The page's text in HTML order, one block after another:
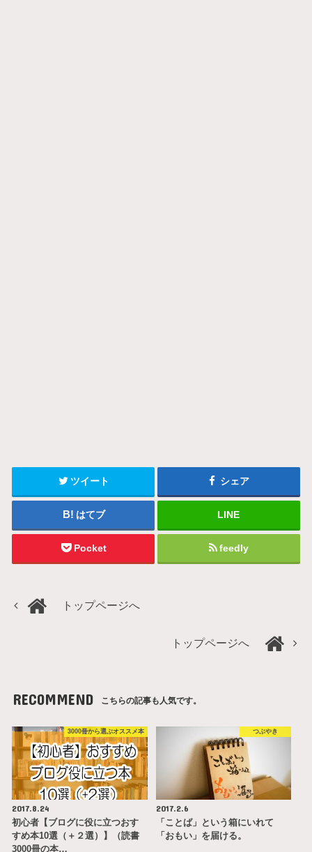
ツイート シェア
はてブ LINE
Pocket feedly
トップページへ
トップページへ
RECOMMEND こちらの記事も人気です。
3000冊から選ぶオススメ本
2017.8.24
初心者【ブログに役に立つおす
すめ本10選（＋２選）】（読書
3000冊の本…
つぶやき
2017.2.6
「ことば」という箱にいれて
「おもい」を届ける。